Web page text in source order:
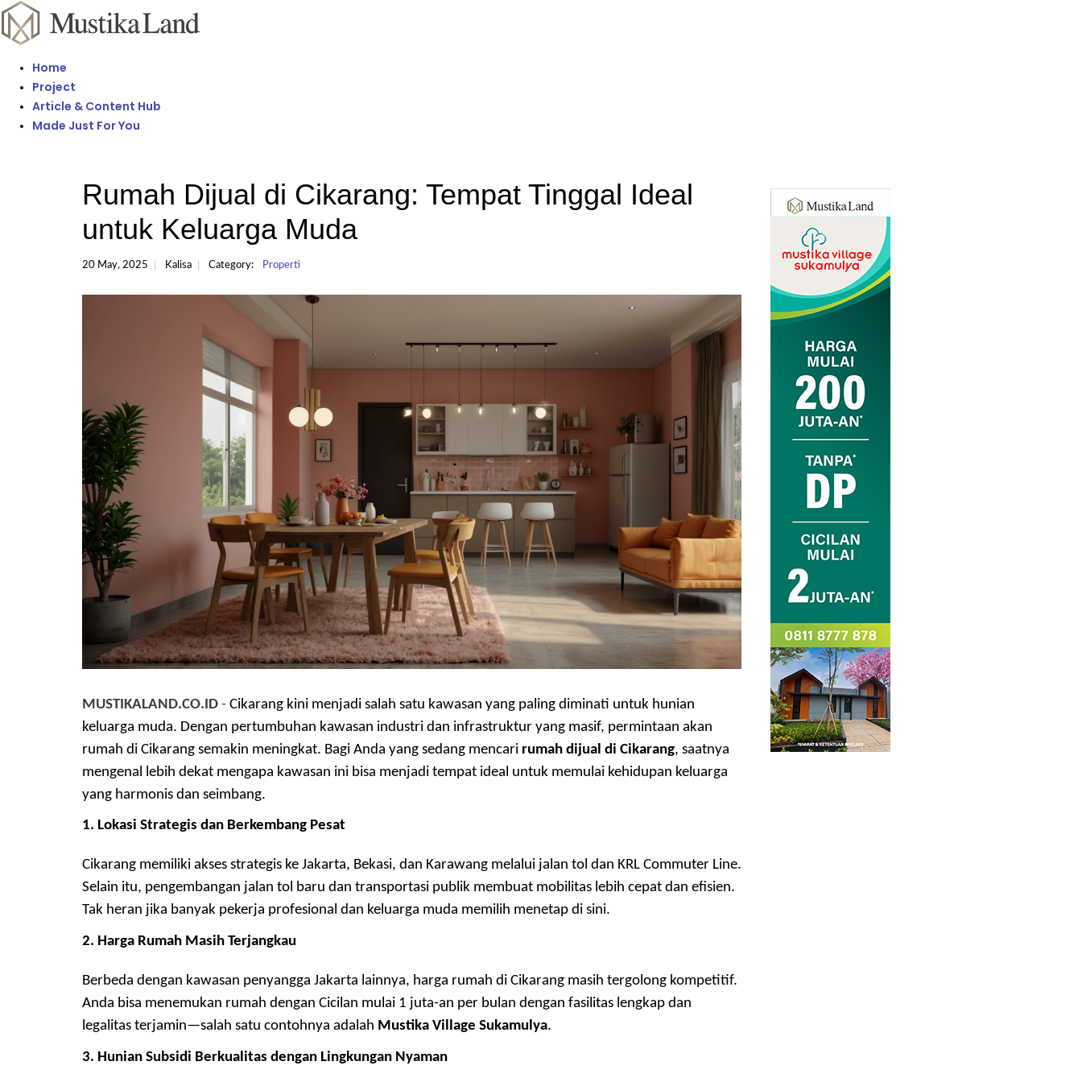
Home
Project
Article & Content Hub
Made Just For You
Rumah Dijual di Cikarang: Tempat Tinggal Ideal
untuk Keluarga Muda
20 May, 2025 Kalisa Category: Properti
MUSTIKALAND.CO.ID - Cikarang kini menjadi salah satu kawasan yang paling diminati untuk hunian
keluarga muda. Dengan pertumbuhan kawasan industri dan infrastruktur yang masif, permintaan akan
rumah di Cikarang semakin meningkat. Bagi Anda yang sedang mencari rumah dijual di Cikarang, saatnya
mengenal lebih dekat mengapa kawasan ini bisa menjadi tempat ideal untuk memulai kehidupan keluarga
yang harmonis dan seimbang.
1. Lokasi Strategis dan Berkembang Pesat
Cikarang memiliki akses strategis ke Jakarta, Bekasi, dan Karawang melalui jalan tol dan KRL Commuter Line.
Selain itu, pengembangan jalan tol baru dan transportasi publik membuat mobilitas lebih cepat dan efisien.
Tak heran jika banyak pekerja profesional dan keluarga muda memilih menetap di sini.
2. Harga Rumah Masih Terjangkau
Berbeda dengan kawasan penyangga Jakarta lainnya, harga rumah di Cikarang masih tergolong kompetitif.
Anda bisa menemukan rumah dengan Cicilan mulai 1 juta-an per bulan dengan fasilitas lengkap dan
legalitas terjamin—salah satu contohnya adalah Mustika Village Sukamulya.
3. Hunian Subsidi Berkualitas dengan Lingkungan Nyaman